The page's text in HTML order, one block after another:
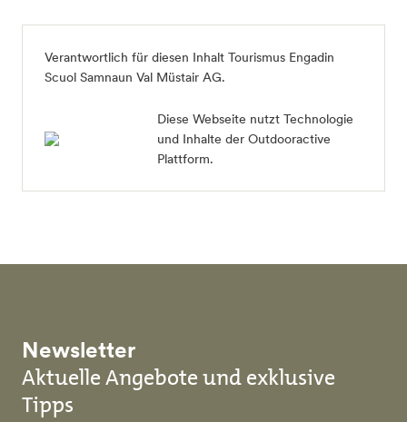
Verantwortlich für diesen Inhalt Tourismus Engadin
Scuol Samnaun Val Müstair AG.
Diese Webseite nutzt Technologie
und Inhalte der Outdooractive
Plattform.
Newsletter
Aktuelle Angebote und exklusive
Tipps